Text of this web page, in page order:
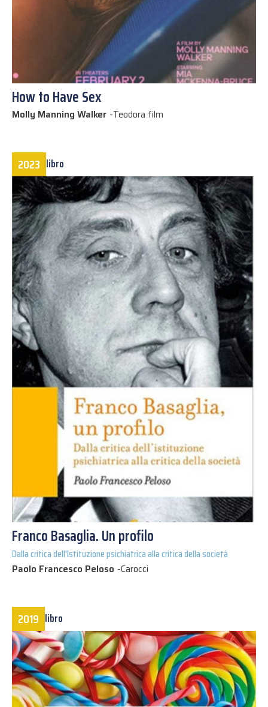
How to Have Sex
Molly Manning Walker -Teodora film
2023 libro
Franco Basaglia. Un profilo
Dalla critica dell'Istituzione psichiatrica alla critica della società
Paolo Francesco Peloso -Carocci
2019 libro